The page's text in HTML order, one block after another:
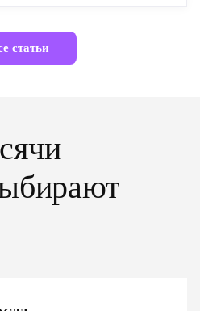
статьи